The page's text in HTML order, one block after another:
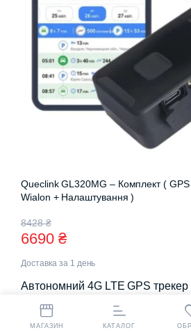
Queclink GL320MG – Комплект ( GPS
Wialon + Налаштування )
8428₴
Оригінальна
ціна:
8428 ₴.
6690 ₴
Поточна
ціна:
6690 ₴.
Доставка за 1 день
Автономний 4G LTE GPS трекер
МАГАЗИН КАТАЛОГ